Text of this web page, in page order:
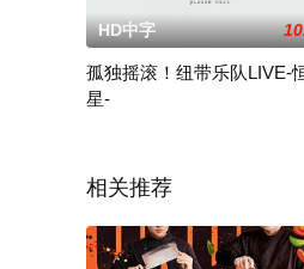
HD中字
孤独摇滚！纽带乐队LIVE-
星-
相关推荐